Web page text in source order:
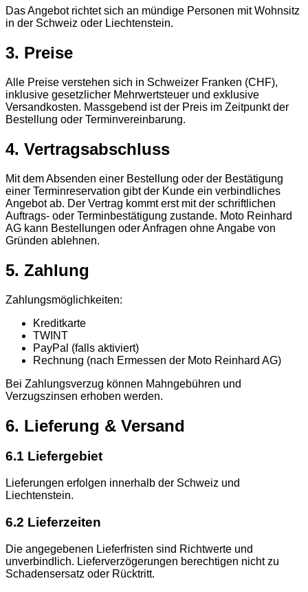
Das Angebot richtet sich an mündige Personen mit Wohnsitz
in der Schweiz oder Liechtenstein.
3. Preise
Alle Preise verstehen sich in Schweizer Franken (CHF),
inklusive gesetzlicher Mehrwertsteuer und exklusive
Versandkosten. Massgebend ist der Preis im Zeitpunkt der
Bestellung oder Terminvereinbarung.
4. Vertragsabschluss
Mit dem Absenden einer Bestellung oder der Bestätigung
einer Terminreservation gibt der Kunde ein verbindliches
Angebot ab. Der Vertrag kommt erst mit der schriftlichen
Auftrags- oder Terminbestätigung zustande. Moto Reinhard
AG kann Bestellungen oder Anfragen ohne Angabe von
Gründen ablehnen.
5. Zahlung
Zahlungsmöglichkeiten:
Kreditkarte
TWINT
PayPal (falls aktiviert)
Rechnung (nach Ermessen der Moto Reinhard AG)
Bei Zahlungsverzug können Mahngebühren und
Verzugszinsen erhoben werden.
6. Lieferung & Versand
6.1 Liefergebiet
Lieferungen erfolgen innerhalb der Schweiz und
Liechtenstein.
6.2 Lieferzeiten
Die angegebenen Lieferfristen sind Richtwerte und
unverbindlich. Lieferverzögerungen berechtigen nicht zu
Schadensersatz oder Rücktritt.